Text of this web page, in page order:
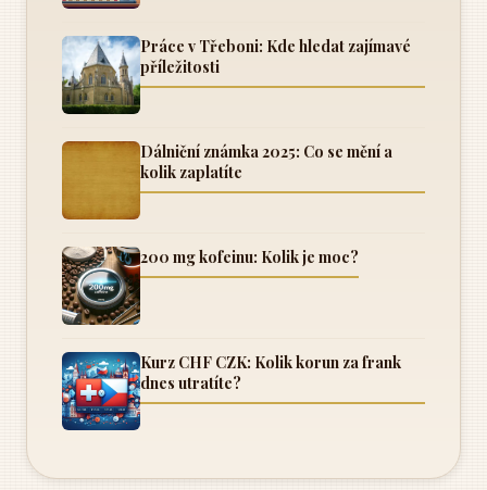
Práce v Třeboni: Kde hledat zajímavé
příležitosti
Dálniční známka 2025: Co se mění a
kolik zaplatíte
200 mg kofeinu: Kolik je moc?
Kurz CHF CZK: Kolik korun za frank
dnes utratíte?